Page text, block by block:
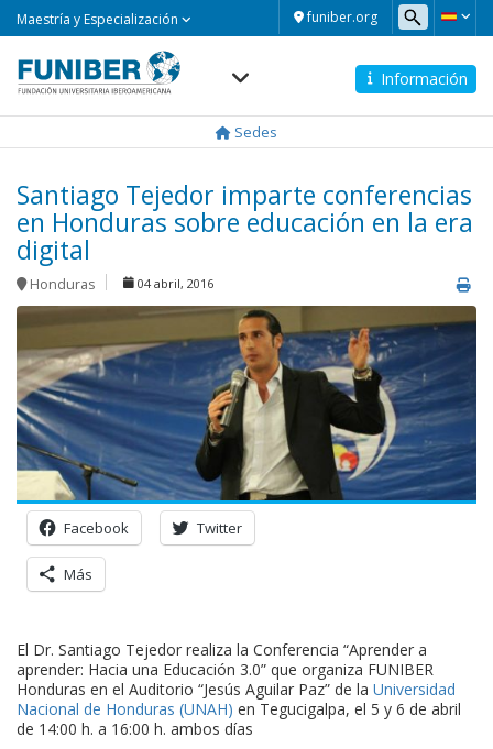
funiber.org
Maestría y Especialización
Información
Sedes
Santiago Tejedor imparte conferencias
en Honduras sobre educación en la era
digital
Honduras 04 abril, 2016
Facebook Twitter
Más
El Dr. Santiago Tejedor realiza la Conferencia “Aprender a
aprender: Hacia una Educación 3.0” que organiza FUNIBER
Honduras en el Auditorio “Jesús Aguilar Paz” de la Universidad
Nacional de Honduras (UNAH) en Tegucigalpa, el 5 y 6 de abril
de 14:00 h. a 16:00 h. ambos días